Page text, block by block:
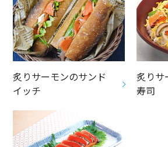
炙りサーモンのサンド
イッチ
炙りサ
寿司